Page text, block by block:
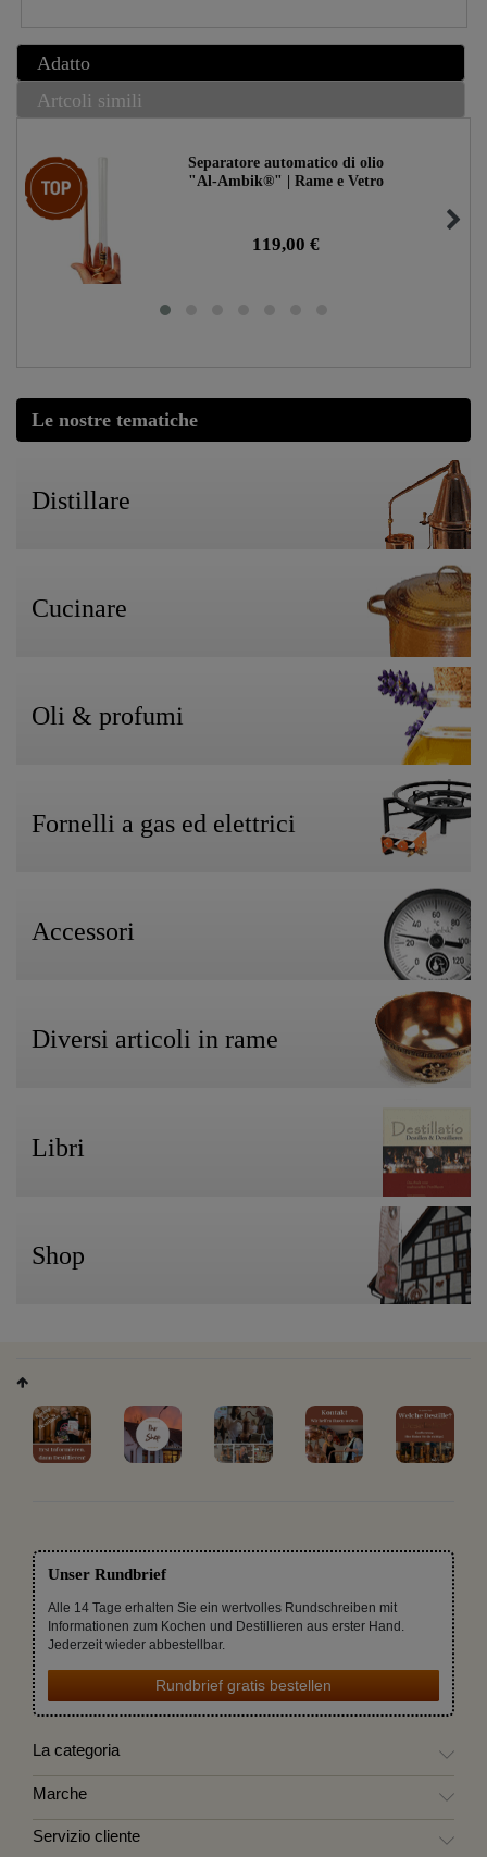
Adatto
Artcoli simili
Ceres::Template.storeSpecialTopSeparatore automatico di olio
"Al-Ambik®" | Rame e Vetro
119,00 €
Le nostre tematiche
Distillare
Cucinare
Oli & profumi
Fornelli a gas ed elettrici
Accessori
Diversi articoli in rame
Libri
Shop
Unser Rundbrief
Alle 14 Tage erhalten Sie ein wertvolles Rundschreiben mit
Informationen zum Kochen und Destillieren aus erster Hand.
Jederzeit wieder abbestellbar.
Rundbrief gratis bestellen
La categoria
Marche
Servizio cliente